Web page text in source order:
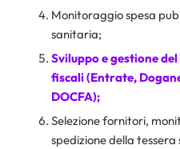
Monitoraggio spesa
sanitaria;
Sviluppo e gestione
fiscali (Entrate,
DOCFA);
Selezione fornitori,
spedizione della